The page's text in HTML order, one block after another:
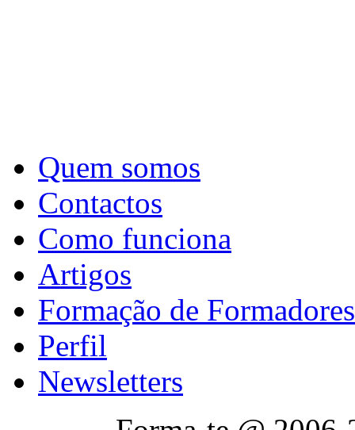
Quem somos
Contactos
Como funciona
Artigos
Formação de Formadores
Perfil
Newsletters